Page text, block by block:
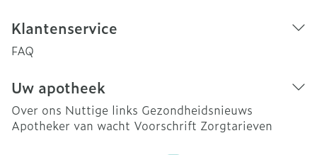
Klantenservice
FAQ
Uw apotheek
Over ons Nuttige links Gezondheidsnieuws
Apotheker van wacht Voorschrift Zorgtarieven